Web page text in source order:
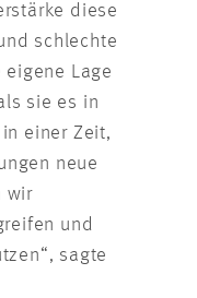
diese
schlechte
eigene Lage
sie es in
einer Zeit,
neue
wir
und
sagte